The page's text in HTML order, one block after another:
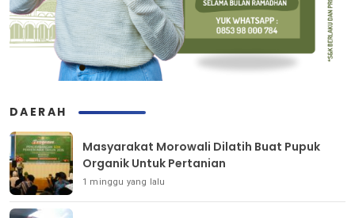
DAERAH
Masyarakat Morowali Dilatih Buat Pupuk
Organik Untuk Pertanian
1 minggu yang lalu